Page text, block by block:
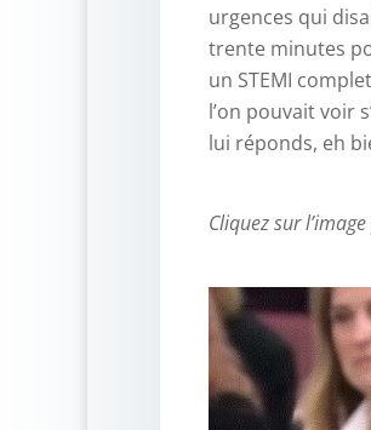
urgences qui
trente minutes
un STEMI
l’on pouvait voir
lui réponds, eh
Cliquez sur